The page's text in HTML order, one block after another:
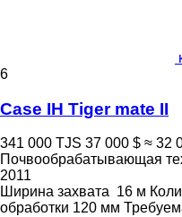
6
Case IH Tiger mate II
341 000 TJS 37 000 $ ≈ 32
Почвообрабатывающая
2011
Ширина захвата 16 м
обработки 120 мм